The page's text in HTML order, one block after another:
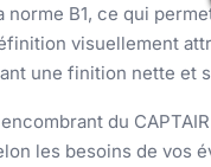
B1, ce qui
visuellement
une finition nette et
du
les besoins de vos